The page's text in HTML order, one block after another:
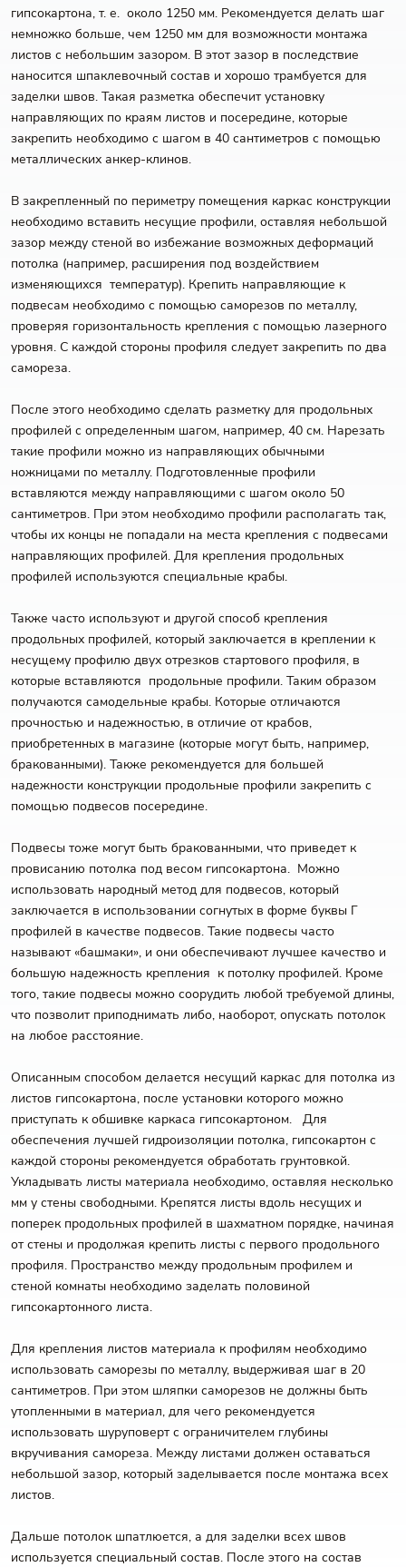
гипсокартона, т. е. около 1250 мм. Рекомендуется делать шаг
немножко больше, чем 1250 мм для возможности монтажа
листов с небольшим зазором. В этот зазор в последствие
наносится шпаклевочный состав и хорошо трамбуется для
заделки швов. Такая разметка обеспечит установку
направляющих по краям листов и посередине, которые
закрепить необходимо с шагом в 40 сантиметров с помощью
металлических анкер-клинов.
В закрепленный по периметру помещения каркас конструкции
необходимо вставить несущие профили, оставляя небольшой
зазор между стеной во избежание возможных деформаций
потолка (например, расширения под воздействием
изменяющихся температур). Крепить направляющие к
подвесам необходимо с помощью саморезов по металлу,
проверяя горизонтальность крепления с помощью лазерного
уровня. С каждой стороны профиля следует закрепить по два
самореза.
После этого необходимо сделать разметку для продольных
профилей с определенным шагом, например, 40 см. Нарезать
такие профили можно из направляющих обычными
ножницами по металлу. Подготовленные профили
вставляются между направляющими с шагом около 50
сантиметров. При этом необходимо профили располагать так,
чтобы их концы не попадали на места крепления с подвесами
направляющих профилей. Для крепления продольных
профилей используются специальные крабы.
Также часто используют и другой способ крепления
продольных профилей, который заключается в креплении к
несущему профилю двух отрезков стартового профиля, в
которые вставляются продольные профили. Таким образом
получаются самодельные крабы. Которые отличаются
прочностью и надежностью, в отличие от крабов,
приобретенных в магазине (которые могут быть, например,
бракованными). Также рекомендуется для большей
надежности конструкции продольные профили закрепить с
помощью подвесов посередине.
Подвесы тоже могут быть бракованными, что приведет к
провисанию потолка под весом гипсокартона. Можно
использовать народный метод для подвесов, который
заключается в использовании согнутых в форме буквы Г
профилей в качестве подвесов. Такие подвесы часто
называют «башмаки», и они обеспечивают лучшее качество и
большую надежность крепления к потолку профилей. Кроме
того, такие подвесы можно соорудить любой требуемой длины,
что позволит приподнимать либо, наоборот, опускать потолок
на любое расстояние.
Описанным способом делается несущий каркас для потолка из
листов гипсокартона, после установки которого можно
приступать к обшивке каркаса гипсокартоном. Для
обеспечения лучшей гидроизоляции потолка, гипсокартон с
каждой стороны рекомендуется обработать грунтовкой.
Укладывать листы материала необходимо, оставляя несколько
мм у стены свободными. Крепятся листы вдоль несущих и
поперек продольных профилей в шахматном порядке, начиная
от стены и продолжая крепить листы с первого продольного
профиля. Пространство между продольным профилем и
стеной комнаты необходимо заделать половиной
гипсокартонного листа.
Для крепления листов материала к профилям необходимо
использовать саморезы по металлу, выдерживая шаг в 20
сантиметров. При этом шляпки саморезов не должны быть
утопленными в материал, для чего рекомендуется
использовать шуруповерт с ограничителем глубины
вкручивания самореза. Между листами должен оставаться
небольшой зазор, который заделывается после монтажа всех
листов.
Дальше потолок шпатлюется, а для заделки всех швов
используется специальный состав. После этого на состав